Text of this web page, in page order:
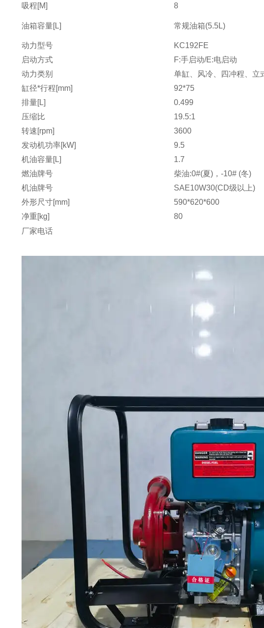
吸程[M]
8
油箱容量[L] 常规油箱(5.5L)
动力型号
KC192FE
启动方式
F:手启动/E:电启动
动力类别
单缸、风冷、四冲程、立
缸径*行程[mm]
92*75
排量[L]
0.499
压缩比
19.5:1
转速[rpm]
3600
发动机功率[kW]
9.5
机油容量[L]
1.7
燃油牌号
柴油:0#(夏)，-10# (冬)
机油牌号
SAE10W30(CD级以上)
外形尺寸[mm]
590*620*600
净重[kg]
80
厂家电话